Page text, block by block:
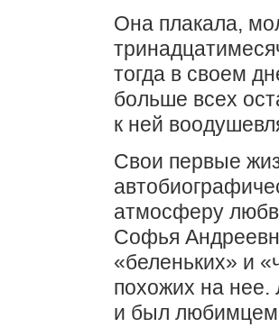
Она плакала,
тогда в своем
больше всех
к ней
Свои первые
атмосферу
Софья
«беленьких» и
похожих на нее.
и был любимцем